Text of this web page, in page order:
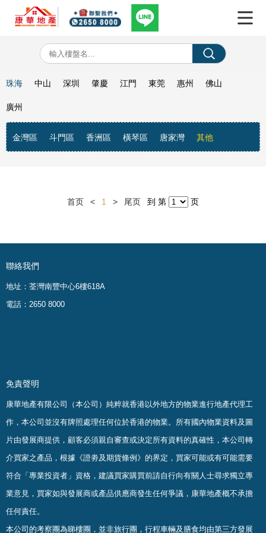
珠海
金灣區 斗門區 香洲區 橫琴區 唐家灣 其他
中山 深圳 肇慶 江門 東莞 惠州 佛山
廣州
首页 < 1 > 尾页 到 第 页
聯絡我們
地址：荃灣南豐中心6樓618A
電話：2650 8000
免責聲明
康華地產有限公司（本公司）純粹就香港以外地方的物業進行地產代理工
作，本公司並沒有牌照處理任何位於香港的物業。 所有國內物業資料及圖
片由發展商提供，顧客必須親自審查或決定所有資料的真確性 ， 本公司轉
介買家之產品，根據《證劵及期貨條例》的界定，買家可能或有可能需要
符合「專業投資者」資格，建議買家購買前請自行向有關人士尋求獨立專
業意見，買家如與發展商或產品供應商發生任何爭議，康華地產概不承擔
任何責任。
本公司的考察團為睇樓團，並非旅行團，行程車輛及膳食均由第三方發展